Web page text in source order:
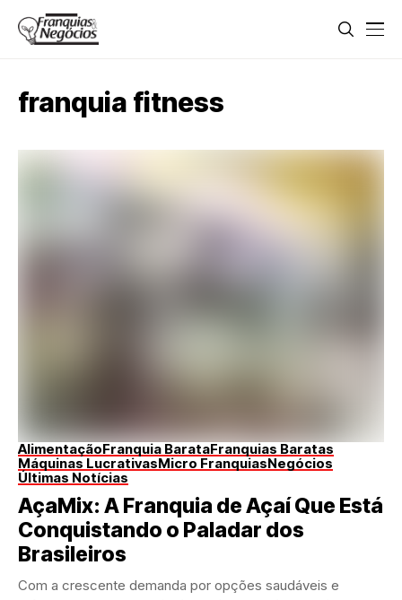
franquia fitness
AlimentaçãoFranquia BarataFranquias Baratas
Máquinas LucrativasMicro FranquiasNegócios
Últimas Notícias
AçaMix: A Franquia de Açaí Que Está
Conquistando o Paladar dos
Brasileiros
Com a crescente demanda por opções saudáveis e